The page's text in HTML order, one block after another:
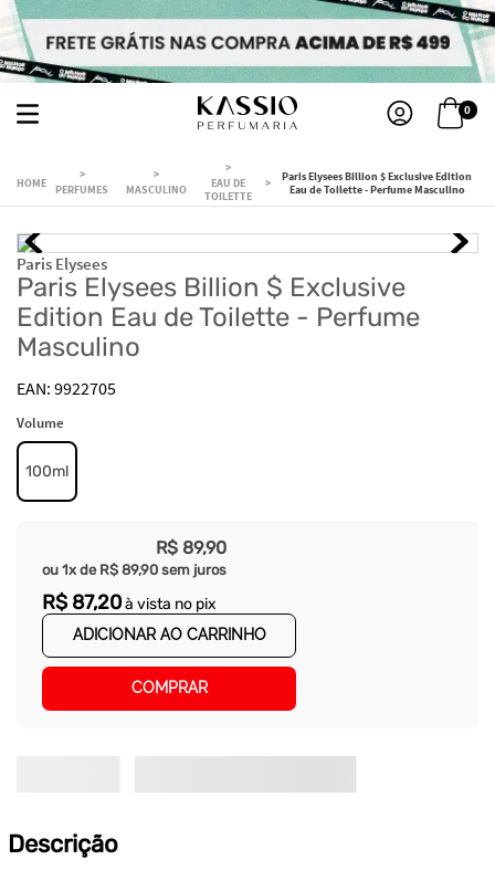
0
PERFUMES MASCULINO
EAU DE
TOILETTE
Paris Elysees Billion $ Exclusive Edition
Eau de Toilette - Perfume Masculino
Paris Elysees
Paris Elysees Billion $ Exclusive
Edition Eau de Toilette - Perfume
Masculino
9922705
Volume
100ml
R$ 89,90
ou 1x de R$ 89,90 sem juros
R$ 87,20à vista no pix
ADICIONAR AO CARRINHO
COMPRAR
Descrição